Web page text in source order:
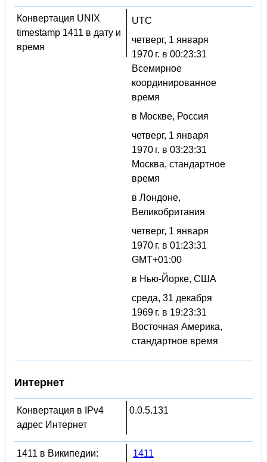
Конвертация UNIX
timestamp 1411 в дату и
время
UTC
четверг, 1 января
1970 г. в 00:23:31
Всемирное
координированное
время
в Москве, Россия
четверг, 1 января
1970 г. в 03:23:31
Москва, стандартное
время
в Лондоне,
Великобритания
четверг, 1 января
1970 г. в 01:23:31
GMT+01:00
в Нью-Йорке, США
среда, 31 декабря
1969 г. в 19:23:31
Восточная Америка,
стандартное время
Интернет
Конвертация в IPv4
адрес Интернет
0.0.5.131
1411 в Википедии: 1411